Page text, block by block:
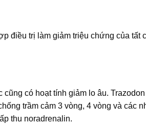
điều trị làm giảm triệu chứng của tất
có hoạt tính giảm lo âu.
trầm cảm 3 vòng, 4 vòng và các
thu noradrenalin.